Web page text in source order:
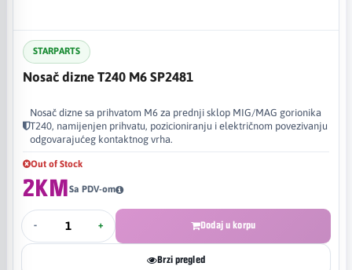
STARPARTS
Nosač dizne T240 M6 SP2481
Nosač dizne sa prihvatom M6 za prednji sklop MIG/MAG gorionika
T240, namijenjen prihvatu, pozicioniranju i električnom povezivanju
odgovarajućeg kontaktnog vrha.
Out of Stock
2KMSa PDV-om
- + Dodaj u korpu
Brzi pregled